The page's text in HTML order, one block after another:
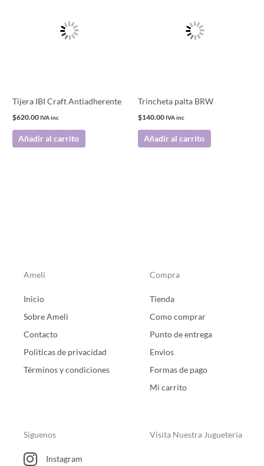
Tijera IBI Craft Antiadherente
$620.00 IVA inc
Añadir al carrito
Trincheta palta BRW
$140.00 IVA inc
Añadir al carrito
Ameli
Inicio
Sobre Ameli
Contacto
Politicas de privacidad
Términos y condiciones
Compra
Tienda
Como comprar
Punto de entrega
Envios
Formas de pago
Mi carrito
Síguenos
Instagram
Visita Nuestra Juguetería